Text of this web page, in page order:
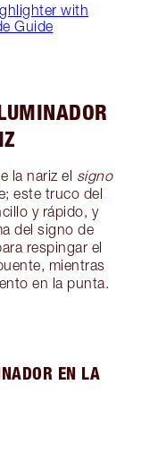
with
Guide
la nariz el signo
este truco del
y rápido, y
del signo de
respingar el
mientras
en la punta.
EN LA